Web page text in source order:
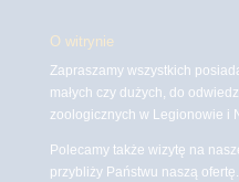
O witrynie
Zapraszamy wszystkich
małych czy dużych, do
zoologicznych w Legionowie i
Polecamy także wizytę na
przybliży Państwu naszą ofertę.